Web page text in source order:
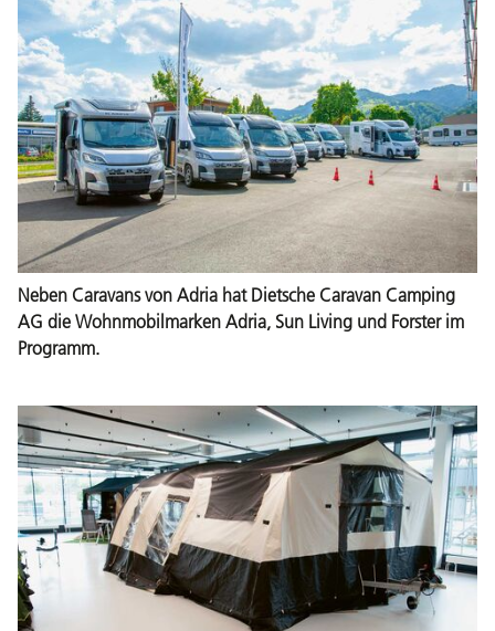
Neben Caravans von Adria hat Dietsche Caravan Camping
AG die Wohnmobilmarken Adria, Sun Living und Forster im
Programm.